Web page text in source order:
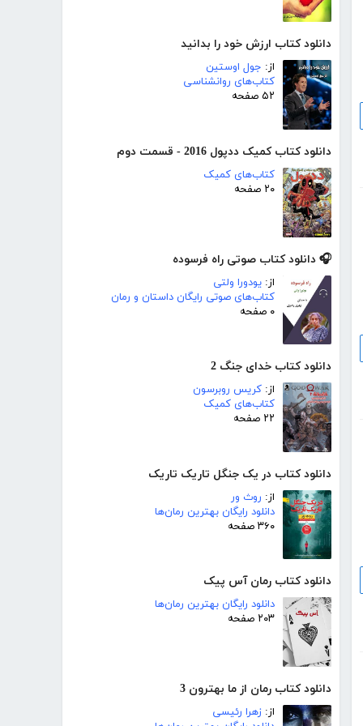
دانلود کتاب ارزش خود را بدانید
از: جول اوستین
کتاب‌های روانشناسی
۵۲ صفحه
دانلود کتاب کمیک ددپول 2016 - قسمت دوم
کتاب‌های کمیک
۲۰ صفحه
🎧 دانلود کتاب صوتی راه فرسوده
از: یودورا ولتی
کتاب‌های صوتی رایگان داستان و رمان
۰ صفحه
دانلود کتاب خدای جنگ 2
از: کریس روبرسون
کتاب‌های کمیک
۲۲ صفحه
دانلود کتاب در یک جنگل تاریک تاریک
از: روث ور
دانلود رایگان بهترین رمان‌ها
۳۶۰ صفحه
دانلود کتاب رمان آس پیک
دانلود رایگان بهترین رمان‌ها
۲۰۳ صفحه
دانلود کتاب رمان از ما بهترون 3
از: زهرا رئیسی